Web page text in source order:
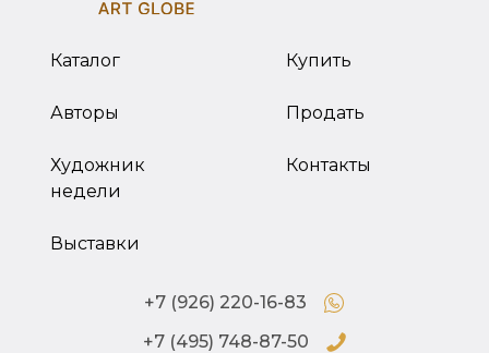
Каталог
Авторы
Художник
недели
Выставки
Купить
Продать
Контакты
+7 (926) 220-16-83
+7 (495) 748-87-50